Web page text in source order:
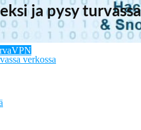
VPN
ja pysy
verkossa